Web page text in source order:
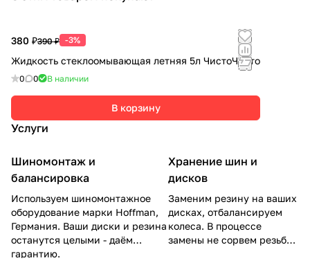
380 ₽390 ₽ -3%
Жидкость стеклоомывающая летняя 5л ЧистоЧисто
0 0 В наличии
В корзину
Услуги
Шиномонтаж и
балансировка
Используем шиномонтажное
оборудование марки Hoffman,
Германия. Ваши диски и резина
останутся целыми - даём
гарантию.
Хранение шин и
дисков
Заменим резину на ваших
дисках, отбалансируем
колеса. В процессе
замены не сорвем резьбу